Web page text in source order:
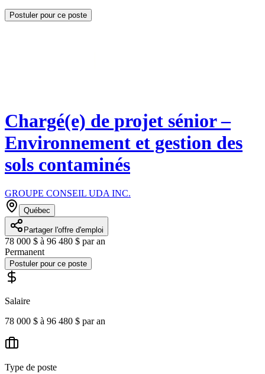
Postuler pour ce poste
Chargé(e) de projet sénior –
Environnement et gestion des
sols contaminés
GROUPE CONSEIL UDA INC.
Québec
Partager l'offre d'emploi
78 000 $ à 96 480 $ par an
Permanent
Postuler pour ce poste
Salaire
78 000 $ à 96 480 $ par an
Type de poste